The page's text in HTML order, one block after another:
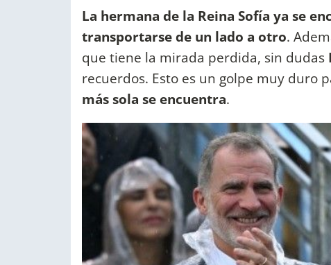
La hermana de la Reina Sofía ya se
transportarse de un lado a otro.
que tiene la mirada perdida, sin dudas
recuerdos. Esto es un golpe muy duro
más sola se encuentra.